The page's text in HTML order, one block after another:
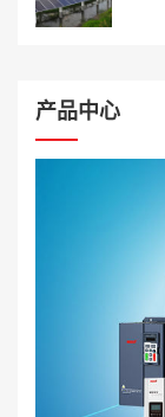
产品中心